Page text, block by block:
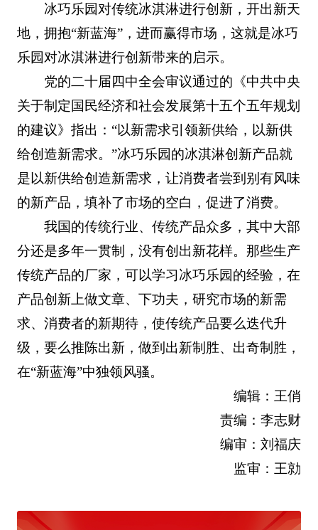
冰巧乐园对传统冰淇淋进行创新，开出新天
地，拥抱“新蓝海”，进而赢得市场，这就是冰巧
乐园对冰淇淋进行创新带来的启示。
党的二十届四中全会审议通过的《中共中央
关于制定国民经济和社会发展第十五个五年规划
的建议》指出：“以新需求引领新供给，以新供
给创造新需求。”冰巧乐园的冰淇淋创新产品就
是以新供给创造新需求，让消费者尝到别有风味
的新产品，填补了市场的空白，促进了消费。
我国的传统行业、传统产品众多，其中大部
分还是多年一贯制，没有创出新花样。那些生产
传统产品的厂家，可以学习冰巧乐园的经验，在
产品创新上做文章、下功夫，研究市场的新需
求、消费者的新期待，使传统产品要么迭代升
级，要么推陈出新，做到出新制胜、出奇制胜，
在“新蓝海”中独领风骚。
编辑：王俏
责编：李志财
编审：刘福庆
监审：王勍